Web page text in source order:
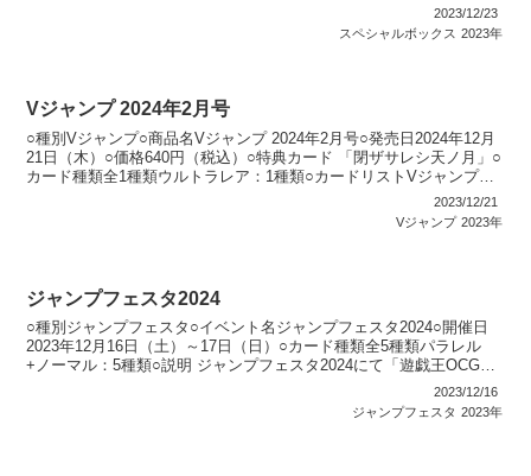
2023/12/23
スペシャルボックス 2023年
Vジャンプ 2024年2月号
○種別Vジャンプ○商品名Vジャンプ 2024年2月号○発売日2024年12月
21日（木）○価格640円（税込）○特典カード 「閉ザサレシ天ノ月」○
カード種類全1種類ウルトラレア：1種類○カードリストVジャンプ
2023/12/21
Vジャンプ 2023年
ジャンプフェスタ2024
○種別ジャンプフェスタ○イベント名ジャンプフェスタ2024○開催日
2023年12月16日（土）～17日（日）○カード種類全5種類パラレル
+ノーマル：5種類○説明 ジャンプフェスタ2024にて「遊戯王OCG
2023/12/16
ジャンプフェスタ 2023年